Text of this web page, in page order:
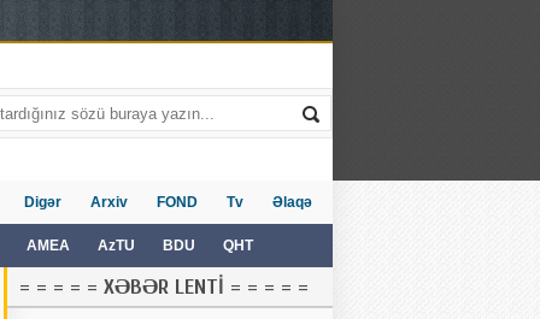
AMEA AzTU BDU QHT
Digər Arxiv FOND Tv Əlaqə
= = = = = XƏBƏR LENTİ = = = = =